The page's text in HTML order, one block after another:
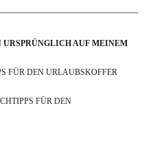
AUF MEINEM
FÜR DEN URLAUBSKOFFER
FÜR DEN